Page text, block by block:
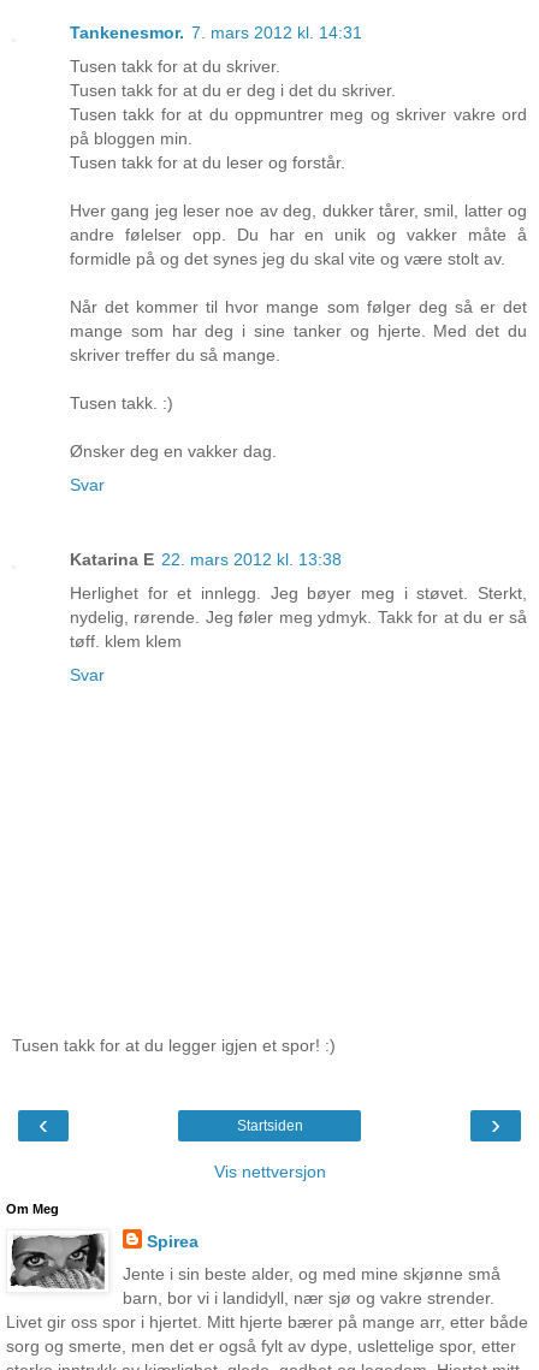
Tankenesmor. 7. mars 2012 kl. 14:31
Tusen takk for at du skriver.
Tusen takk for at du er deg i det du skriver.
Tusen takk for at du oppmuntrer meg og skriver vakre ord
på bloggen min.
Tusen takk for at du leser og forstår.
Hver gang jeg leser noe av deg, dukker tårer, smil, latter og
andre følelser opp. Du har en unik og vakker måte å
formidle på og det synes jeg du skal vite og være stolt av.
Når det kommer til hvor mange som følger deg så er det
mange som har deg i sine tanker og hjerte. Med det du
skriver treffer du så mange.
Tusen takk. :)
Ønsker deg en vakker dag.
Svar
Katarina E 22. mars 2012 kl. 13:38
Herlighet for et innlegg. Jeg bøyer meg i støvet. Sterkt,
nydelig, rørende. Jeg føler meg ydmyk. Takk for at du er så
tøff. klem klem
Svar
Tusen takk for at du legger igjen et spor! :)
‹ ›
Startsiden
Vis nettversjon
Om Meg
Spirea
Jente i sin beste alder, og med mine skjønne små
barn, bor vi i landidyll, nær sjø og vakre strender.
Livet gir oss spor i hjertet. Mitt hjerte bærer på mange arr, etter både
sorg og smerte, men det er også fylt av dype, uslettelige spor, etter